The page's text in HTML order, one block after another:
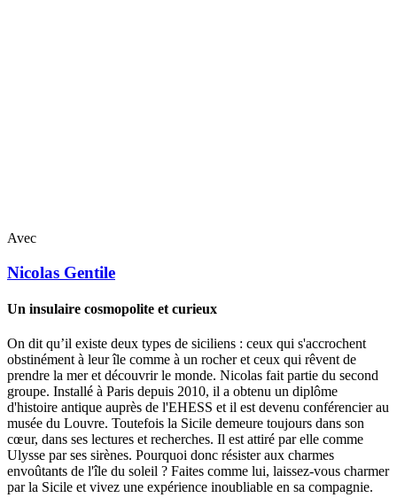
Avec
Nicolas Gentile
Un insulaire cosmopolite et curieux
On dit qu’il existe deux types de siciliens : ceux qui s'accrochent
obstinément à leur île comme à un rocher et ceux qui rêvent de
prendre la mer et découvrir le monde. Nicolas fait partie du second
groupe. Installé à Paris depuis 2010, il a obtenu un diplôme
d'histoire antique auprès de l'EHESS et il est devenu conférencier au
musée du Louvre. Toutefois la Sicile demeure toujours dans son
cœur, dans ses lectures et recherches. Il est attiré par elle comme
Ulysse par ses sirènes. Pourquoi donc résister aux charmes
envoûtants de l'île du soleil ? Faites comme lui, laissez-vous charmer
par la Sicile et vivez une expérience inoubliable en sa compagnie.